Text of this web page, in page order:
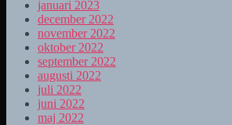
januari 2023
december 2022
november 2022
oktober 2022
september 2022
augusti 2022
juli 2022
juni 2022
maj 2022